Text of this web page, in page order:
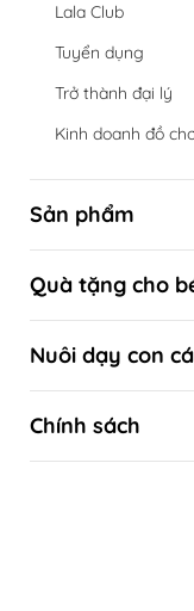
Lala Club
Tuyển dụng
Trở thành đại lý
Kinh doanh đồ
Sản phẩm
Hộp đồ chơi định
Đồ chơi theo tuổi
Quà tặng cho
Combo ưu đãi
Quà tặng sinh
Nuôi dạy con
Kiến thức nuôi
Kiến thức khoa
Chính sách
Liên hệ